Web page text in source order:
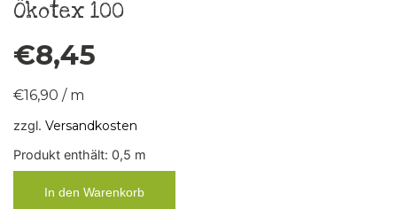
Ökotex 100
€8,45
€16,90 / m
zzgl. Versandkosten
Produkt enthält: 0,5 m
In den Warenkorb